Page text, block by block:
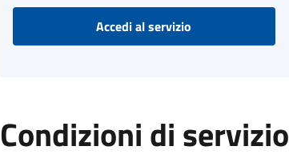
Accedi al servizio
Condizioni di servizio